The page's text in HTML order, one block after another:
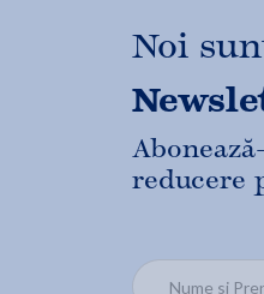
Noi
reducere